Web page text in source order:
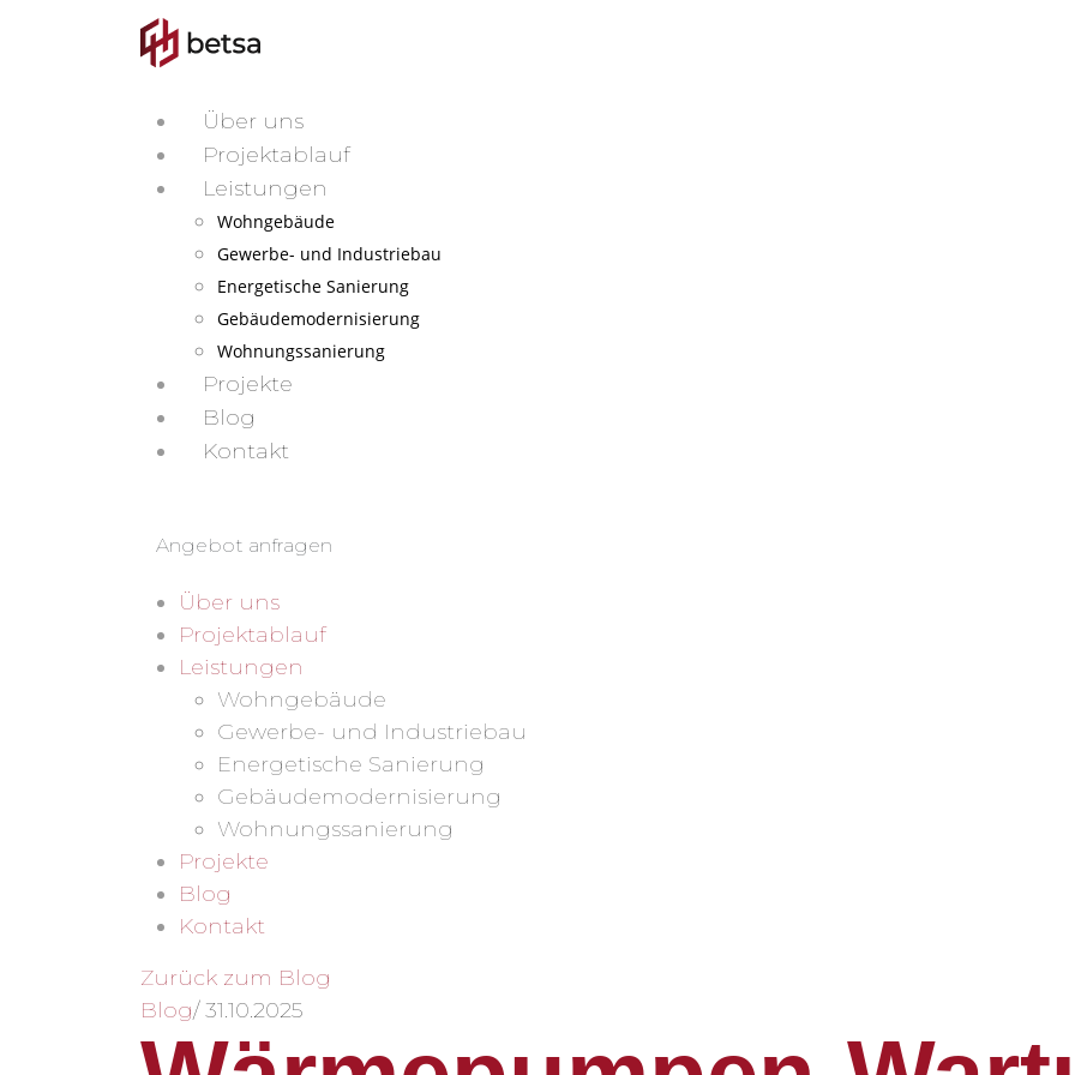
Über uns
Projektablauf
Leistungen
Wohngebäude
Gewerbe- und Industriebau
Energetische Sanierung
Gebäudemodernisierung
Wohnungssanierung
Projekte
Blog
Kontakt
Angebot anfragen
Über uns
Projektablauf
Leistungen
Wohngebäude
Gewerbe- und Industriebau
Energetische Sanierung
Gebäudemodernisierung
Wohnungssanierung
Projekte
Blog
Kontakt
Zurück zum Blog
Blog/31.10.2025